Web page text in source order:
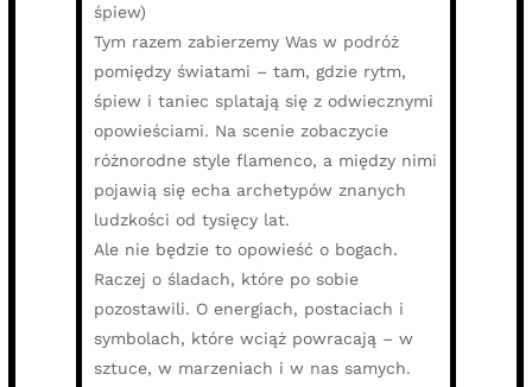
śpiew)
Tym razem zabierzemy Was w podróż
pomiędzy światami – tam, gdzie rytm,
śpiew i taniec splatają się z odwiecznymi
opowieściami. Na scenie zobaczycie
różnorodne style flamenco, a między nimi
pojawią się echa archetypów znanych
ludzkości od tysięcy lat.
Ale nie będzie to opowieść o bogach.
Raczej o śladach, które po sobie
pozostawili. O energiach, postaciach i
symbolach, które wciąż powracają – w
sztuce, w marzeniach i w nas samych.